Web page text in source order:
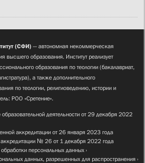
(СФИ) — автономная некоммерческая
высшего образования. Институт реализует
образования по теологии (бакалавриат,
а также дополнительного
по теологии, религиоведению, истории и
РОО «Сретение».
деятельности от 29 декабря 2022
аккредитации от 26 января 2023 года
аккредитации № 26 от 1 декабря 2022 года
персональных данных
данных, разрешенных для распространения